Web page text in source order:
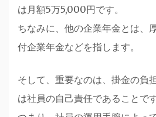
は月額5万5,000円です。
ちなみに、他の企業年金とは、
付企業年金などを指します。
そして、重要なのは、掛金の負
は社員の自己責任であることです